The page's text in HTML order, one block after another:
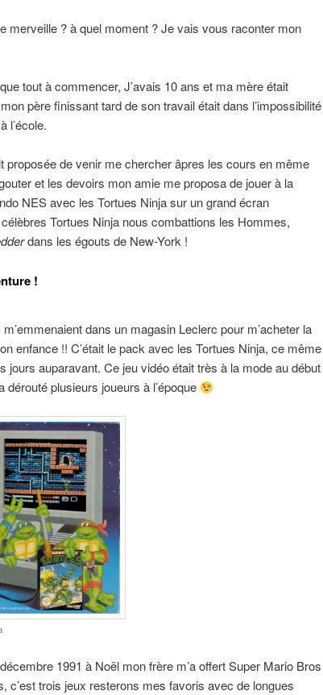
merveille ? à quel moment ? Je vais vous raconter mon
tout à commencer, J’avais 10 ans et ma mère était
père finissant tard de son travail était dans l’impossibilité
l’école.
proposée de venir me chercher âpres les cours en même
et les devoirs mon amie me proposa de jouer à la
NES avec les Tortues Ninja sur un grand écran
Tortues Ninja nous combattions les Hommes,
dans les égouts de New-York !
!
dans un magasin Leclerc pour m’acheter la
enfance !! C’était le pack avec les Tortues Ninja, ce même
jours auparavant. Ce jeu vidéo était très à la mode au début
plusieurs joueurs à l’époque
1991 à Noël mon frère m’a offert Super Mario Bros
c’est trois jeux resterons mes favoris avec de longues